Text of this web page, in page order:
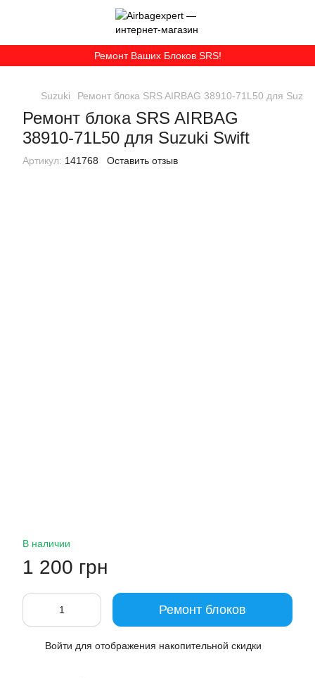
Ремонт Ваших Блоков SRS!
Suzuki Ремонт блока SRS AIRBAG 38910-71L50 для
Ремонт блока SRS AIRBAG
38910-71L50 для Suzuki Swift
Артикул: 141768 Оставить отзыв
В наличии
1 200 грн
Ремонт блоков
Войти для отображения накопительной скидки